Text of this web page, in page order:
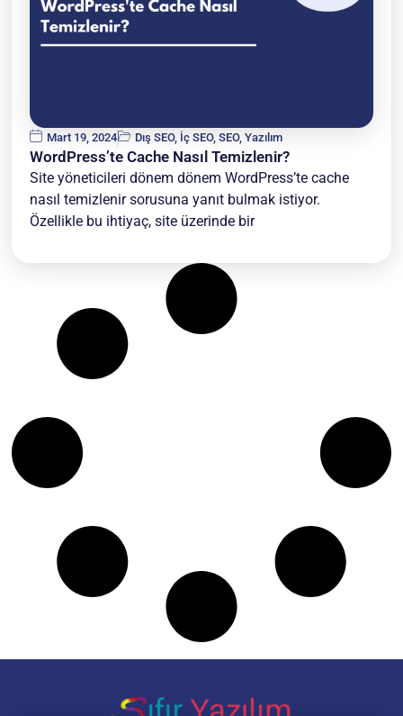
Mart 19, 2024 Dış SEO, İç SEO,SEO,Yazılım
WordPress’te Cache Nasıl Temizlenir?
Site yöneticileri dönem dönem WordPress’te cache
nasıl temizlenir sorusuna yanıt bulmak istiyor.
Özellikle bu ihtiyaç, site üzerinde bir